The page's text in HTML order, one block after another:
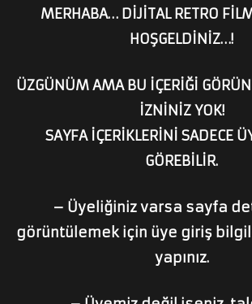
MERHABA… DİJİTAL RETRO
HOŞGELDİNİZ…!
ÜZGÜNÜM AMA BU İÇERİĞİ
İZNİNİZ YOK!
SAYFA İÇERİKLERİNİ SADECE
GÖREBİLİR.
– Üyeliğiniz varsa sayfa
görüntülemek için üye giriş
yapınız.